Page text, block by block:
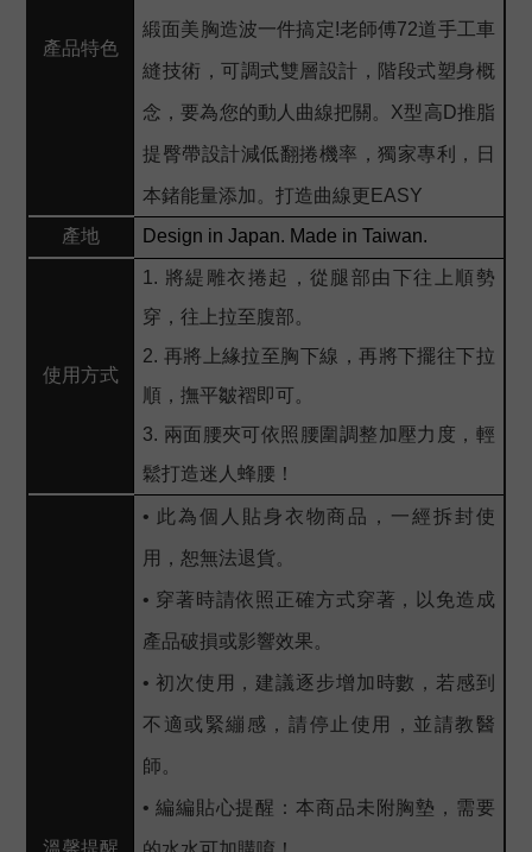
產品特色
緞面美胸造波一件搞定!老師傅72道手工車
縫技術，可調式雙層設計，階段式塑身概
念，要為您的動人曲線把關。X型高D推脂
提臀帶設計減低翻捲機率，獨家專利，日
本鍺能量添加。打造曲線更EASY
產地
Design in Japan. Made in Taiwan.
使用方式
1. 將緹雕衣捲起，從腿部由下往上順勢
穿，往上拉至腹部。
2. 再將上緣拉至胸下線，再將下擺往下拉
順，撫平皺褶即可。
3. 兩面腰夾可依照腰圍調整加壓力度，輕
鬆打造迷人蜂腰！
• 此為個人貼身衣物商品，一經拆封使
用，恕無法退貨。
• 穿著時請依照正確方式穿著，以免造成
產品破損或影響效果。
• 初次使用，建議逐步增加時數，若感到
不適或緊繃感，請停止使用，並請教醫
師。
• 編編貼心提醒：本商品未附胸墊，需要